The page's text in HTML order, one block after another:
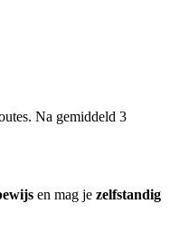
Na gemiddeld 3
en mag je zelfstandig